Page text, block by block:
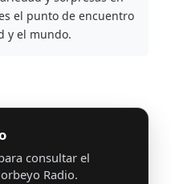
el punto de encuentro
y el mundo.
consultar el
Radio.